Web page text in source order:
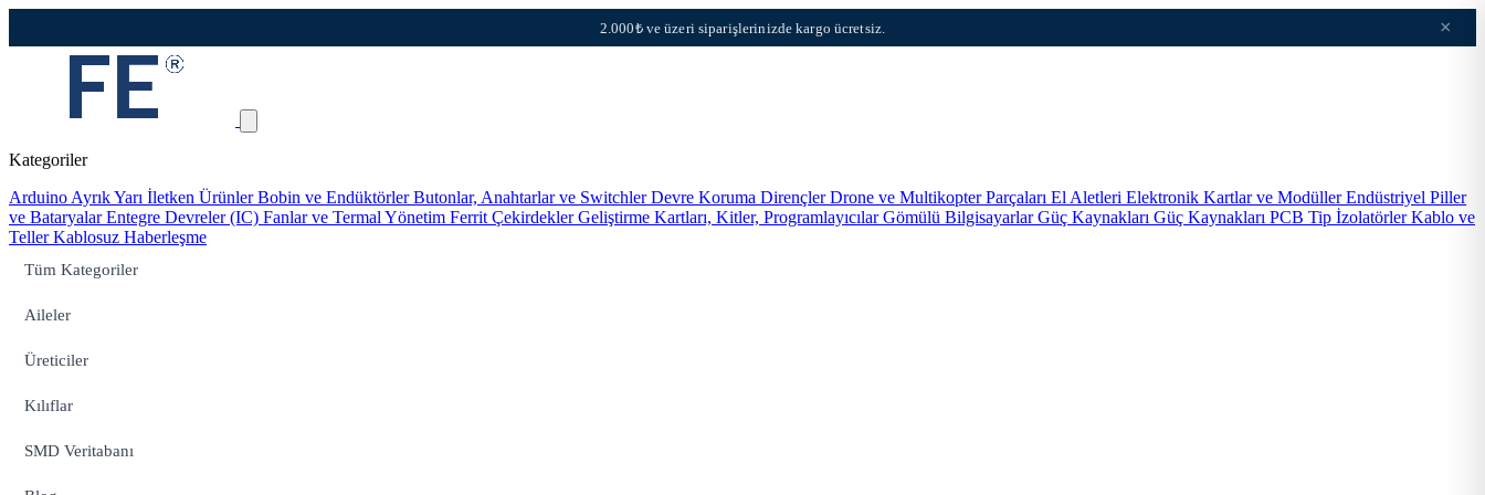
2.000₺ ve üzeri siparişlerinizde kargo ücretsiz. ×
Kategoriler
Arduino Ayrık Yarı İletken ÜrünlerBobin ve EndüktörlerButonlar, Anahtarlar ve SwitchlerDevre Koruma DirençlerDrone ve Multikopter Parçaları El Aletleri Elektronik Kartlar ve ModüllerEndüstriyel Piller
ve BataryalarEntegre Devreler (IC) Fanlar ve Termal Yönetim Ferrit ÇekirdeklerGeliştirme Kartları, Kitler, ProgramlayıcılarGömülü BilgisayarlarGüç Kaynakları Güç Kaynakları PCB Tip İzolatörlerKablo ve
TellerKablosuz Haberleşme
Tüm Kategoriler
Aileler
Üreticiler
Kılıflar
SMD Veritabanı